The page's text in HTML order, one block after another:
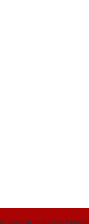
Layanan Prima bagi